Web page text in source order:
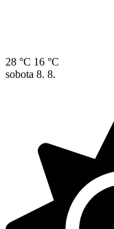
28 °C 16 °C
sobota 8. 8.